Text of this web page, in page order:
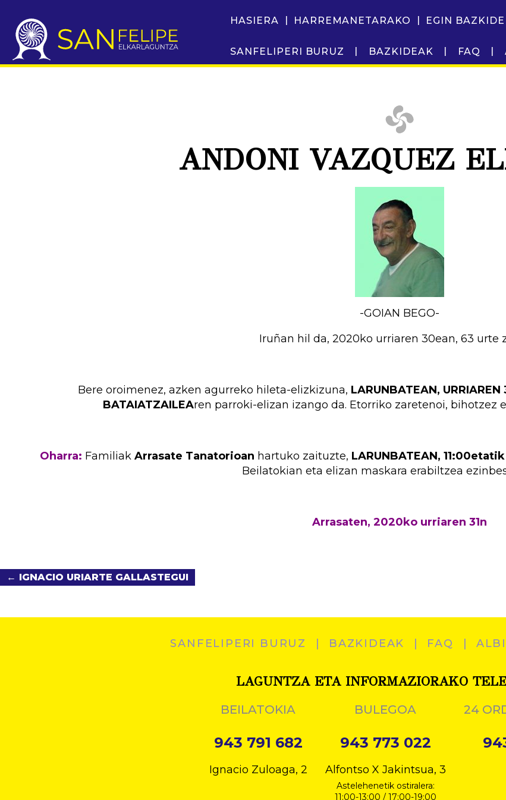
HASIERA HARREMANETARAKO EGIN BAZKIDE
SANFELIPERI BURUZ BAZKIDEAK FAQ
ANDONI VAZQUEZ
-GOIAN BEGO-
Iruñan hil da, 2020ko urriaren 30ean, 63 urte
Bere oroimenez, azken agurreko hileta-elizkizuna, LARUNBATEAN,
BATAIATZAILEAren parroki-elizan izango da. Etorriko zaretenoi, bihotzez
Oharra: Familiak Arrasate Tanatorioan hartuko zaituzte, LARUNBATEAN,
Beilatokian eta elizan maskara erabiltzea
Arrasaten, 2020ko urriaren 31n
← IGNACIO URIARTE GALLASTEGUI
SANFELIPERI BURUZ BAZKIDEAK FAQ
LAGUNTZA ETA INFORMAZIORAKO
BEILATOKIA
943 791 682
Ignacio Zuloaga, 2
BULEGOA
943 773 022
Alfontso X Jakintsua, 3
Astelehenetik ostiralera:
11:00-13:00 / 17:00-19:00
24